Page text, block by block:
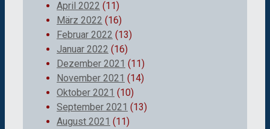
April 2022 (11)
März 2022 (16)
Februar 2022 (13)
Januar 2022 (16)
Dezember 2021 (11)
November 2021 (14)
Oktober 2021 (10)
September 2021 (13)
August 2021 (11)